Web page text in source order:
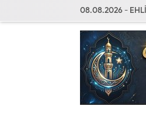
08.08.2026 -